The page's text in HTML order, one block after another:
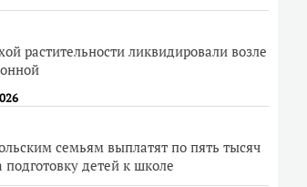
растительности ликвидировали возле
семьям выплатят по пять тысяч
подготовку детей к школе